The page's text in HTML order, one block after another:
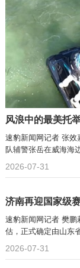
风浪中的最美托
速豹新闻网记者 张效
队辅警张岳在威海海
2026-07-31
济南再迎国家级
速豹新闻网记者 樊鹏
估，正式确定由山东
林
2026-07-31